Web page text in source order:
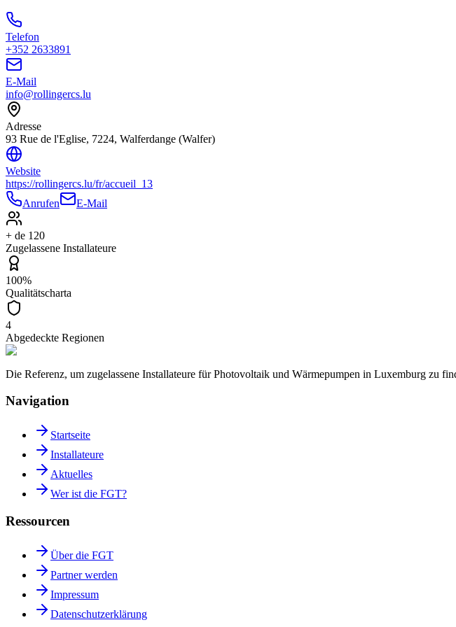
Telefon
+352 2633891
E-Mail
info@rollingercs.lu
Adresse
93 Rue de l'Eglise, 7224, Walferdange (Walfer)
Website
https://rollingercs.lu/fr/accueil_13
Anrufen
E-Mail
+ de 120
Zugelassene Installateure
100%
Qualitätscharta
4
Abgedeckte Regionen
Die Referenz, um zugelassene Installateure für Photovoltaik und Wärmepumpen in Luxemburg zu
Navigation
Startseite
Installateure
Aktuelles
Wer ist die FGT?
Ressourcen
Über die FGT
Partner werden
Impressum
Datenschutzerklärung